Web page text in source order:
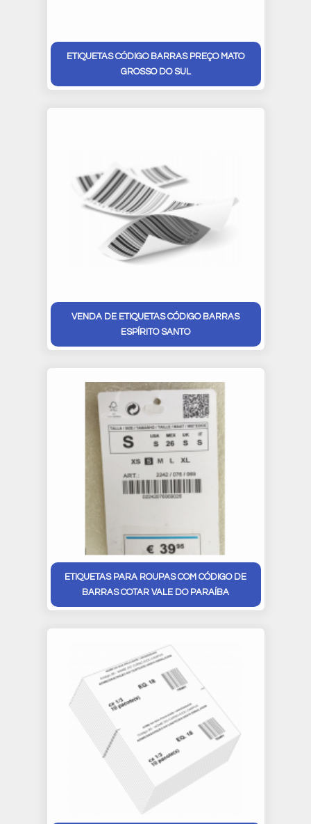
ETIQUETAS CÓDIGO BARRAS PREÇO MATO
GROSSO DO SUL
VENDA DE ETIQUETAS CÓDIGO BARRAS
ESPÍRITO SANTO
ETIQUETAS PARA ROUPAS COM CÓDIGO DE
BARRAS COTAR VALE DO PARAÍBA